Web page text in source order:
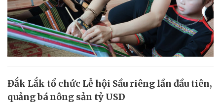
Đắk Lắk tổ chức Lễ hội Sầu riêng lần đầu tiên,
quảng bá nông sản tỷ USD